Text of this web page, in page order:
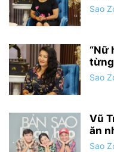
Sao
“Nữ
Sao
Vũ
ăn
Sao